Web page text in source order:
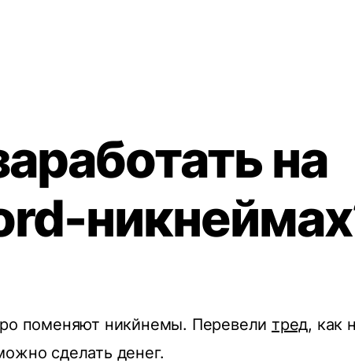
на
поменяют никйнемы. Перевели тред, как
сделать денег.